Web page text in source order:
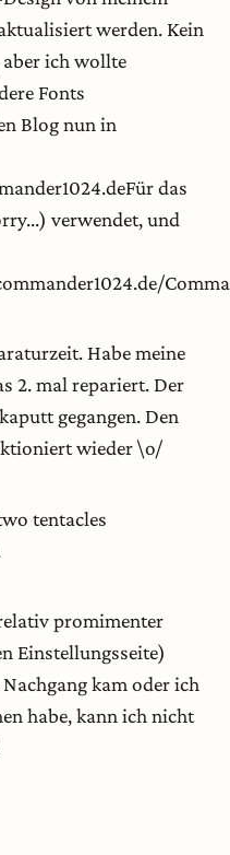
werden. Kein
aber ich wollte
Fonts
Blog nun in
das
verwendet, und
Habe meine
2. mal repariert. Der
gegangen. Den
wieder \o/
tentacles
promimenter
Einstellungsseite)
kam oder ich
habe, kann ich nicht